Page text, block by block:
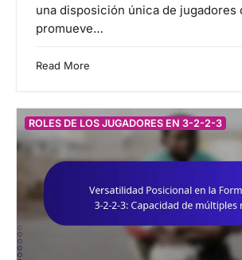
una disposición única de jugadores
promueve…
Read More
ROLES DE LOS JUGADORES EN 3-2-2-3